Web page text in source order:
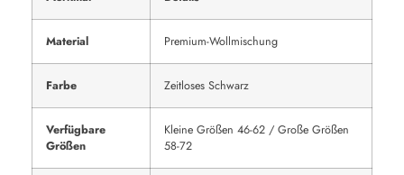
Material Premium-Wollmischung
Farbe Zeitloses Schwarz
Verfügbare
Größen
Kleine Größen 46-62 / Große Größen
58-72